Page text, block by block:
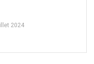
2024